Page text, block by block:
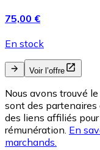
75,00 €
En stock
Voir l’offre
Nous avons trouvé
sont des
des liens affiliés
rémunération. En
marchands.